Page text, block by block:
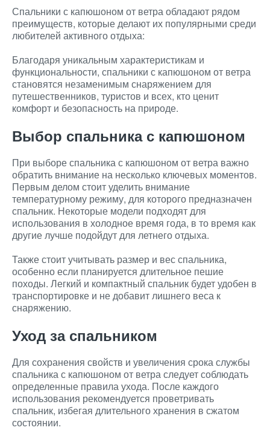
Спальники с капюшоном от ветра обладают рядом
преимуществ, которые делают их популярными среди
любителей активного отдыха:
Благодаря уникальным характеристикам и
функциональности, спальники с капюшоном от ветра
становятся незаменимым снаряжением для
путешественников, туристов и всех, кто ценит
комфорт и безопасность на природе.
Выбор спальника с капюшоном
При выборе спальника с капюшоном от ветра важно
обратить внимание на несколько ключевых моментов.
Первым делом стоит уделить внимание
температурному режиму, для которого предназначен
спальник. Некоторые модели подходят для
использования в холодное время года, в то время как
другие лучше подойдут для летнего отдыха.
Также стоит учитывать размер и вес спальника,
особенно если планируется длительное пешие
походы. Легкий и компактный спальник будет удобен в
транспортировке и не добавит лишнего веса к
снаряжению.
Уход за спальником
Для сохранения свойств и увеличения срока службы
спальника с капюшоном от ветра следует соблюдать
определенные правила ухода. После каждого
использования рекомендуется проветривать
спальник, избегая длительного хранения в сжатом
состоянии.